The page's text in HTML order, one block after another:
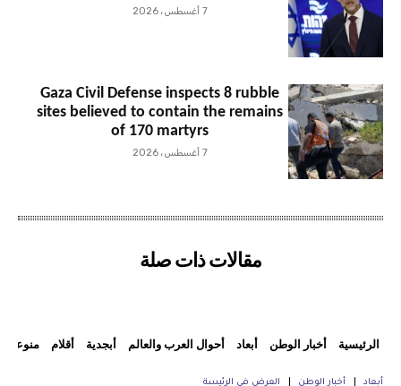
7 أغسطس، 2026
Gaza Civil Defense inspects 8 rubble
sites believed to contain the remains
of 170 martyrs
7 أغسطس، 2026
مقالات ذات صلة